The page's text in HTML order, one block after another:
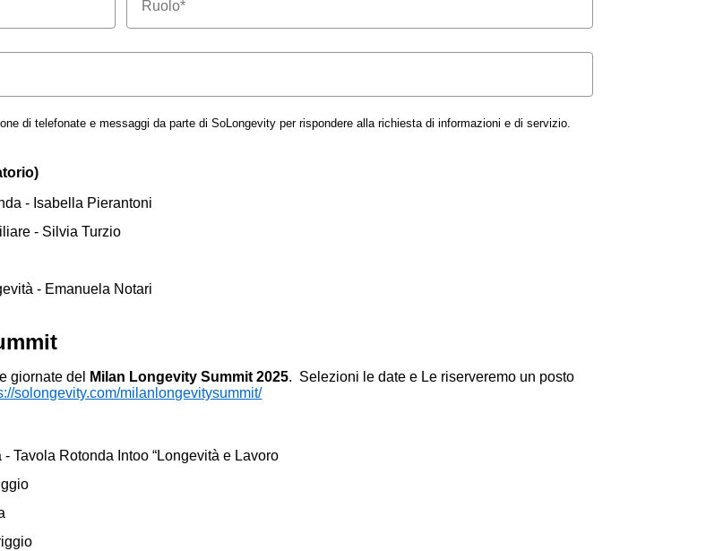
di telefonate e messaggi da parte di SoLongevity per rispondere alla richiesta di informazioni e di servizio.
- Isabella Pierantoni
- Silvia Turzio
- Emanuela Notari
giornate del Milan Longevity Summit 2025. Selezioni le date e Le riserveremo un posto
solongevity.com/milanlongevitysummit/
Tavola Rotonda Intoo “Longevità e Lavoro